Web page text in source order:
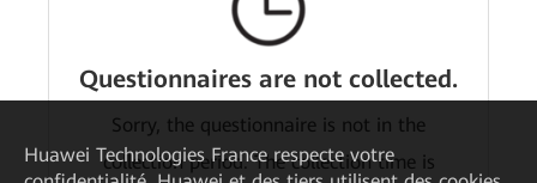
Questionnaires are not collected.
Sorry, the questionnaire is not in the
collection period. The collection time is
Huawei Technologies Francerespecte votre